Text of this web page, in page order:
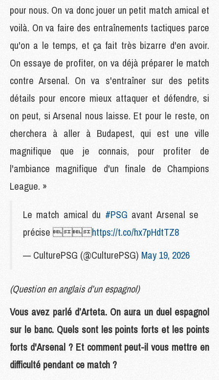
pour nous. On va donc jouer un petit match amical et
voilà. On va faire des entraînements tactiques parce
qu'on a le temps, et ça fait très bizarre d'en avoir.
On essaye de profiter, on va déjà préparer le match
contre Arsenal. On va s'entraîner sur des petits
détails pour encore mieux attaquer et défendre, si
on peut, si Arsenal nous laisse. Et pour le reste, on
cherchera à aller à Budapest, qui est une ville
magnifique que je connais, pour profiter de
l'ambiance magnifique d'un finale de Champions
League. »
Le match amical du #PSG avant Arsenal se
précise https://t.co/hx7pHdtTZ8
— CulturePSG (@CulturePSG) May 19, 2026
(Question en anglais d’un espagnol)
Vous avez parlé d’Arteta. On aura un duel espagnol
sur le banc. Quels sont les points forts et les points
forts d'Arsenal ? Et comment peut-il vous mettre en
difficulté pendant ce match ?